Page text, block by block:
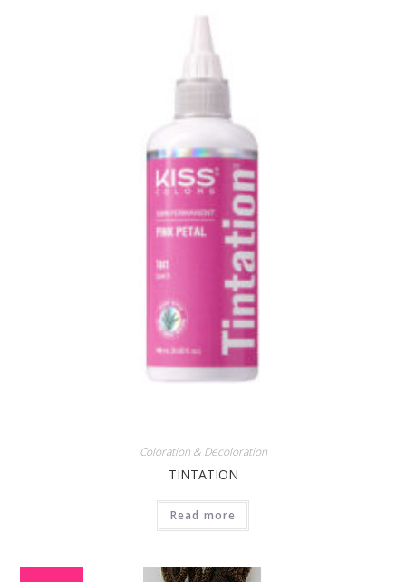
Coloration & Décoloration
TINTATION
Read more